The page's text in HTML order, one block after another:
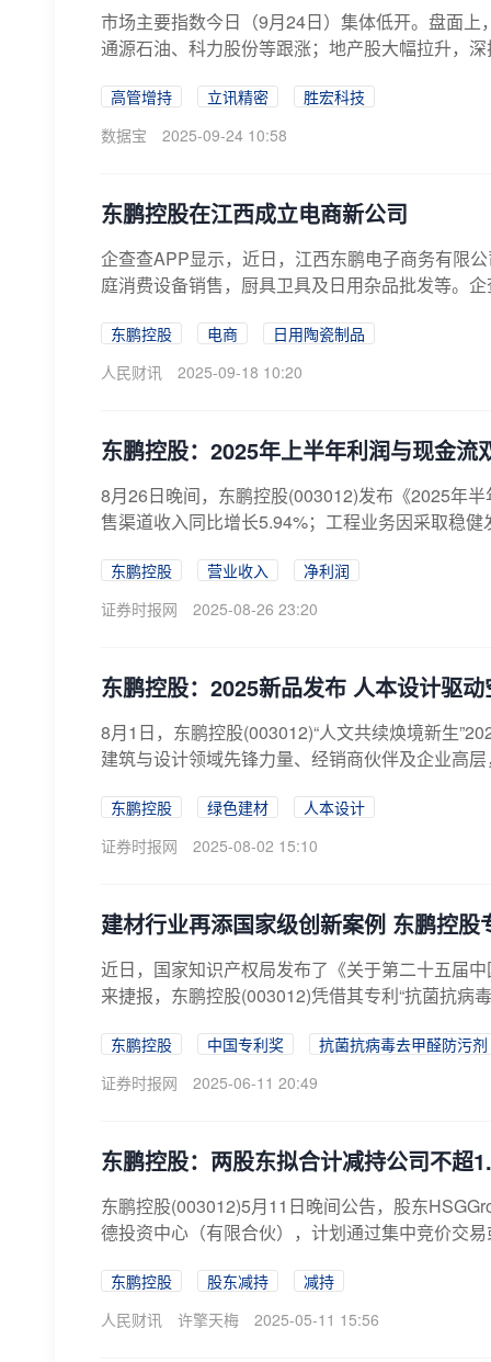
市场主要指数今日（9月24日）集体低开。盘面
通源石油、科力股份等跟涨；地产股大幅拉升，
高管增持 立讯精密
胜宏科技
数据宝
2025-09-24 10:58
东鹏控股在江西成立电商新公司
企查查APP显示，近日，江西东鹏电子商务有限
庭消费设备销售，厨具卫具及日用杂品批发等。
东鹏控股 电商
日用陶瓷制品
人民财讯
2025-09-18 10:20
东鹏控股：2025年上半年利润与现金流
8月26日晚间，东鹏控股(003012)发布《2025年
售渠道收入同比增长5.94%；工程业务因采取稳
东鹏控股 营业收入
净利润
证券时报网
2025-08-26 23:20
东鹏控股：2025新品发布 人本设计驱
8月1日，东鹏控股(003012)“人文共续焕境新生
建筑与设计领域先锋力量、经销商伙伴及企业高
东鹏控股 绿色建材
人本设计
证券时报网
2025-08-02 15:10
建材行业再添国家级创新案例 东鹏控
近日，国家知识产权局发布了《关于第二十五届
来捷报，东鹏控股(003012)凭借其专利“抗菌抗病
东鹏控股 中国专利奖
抗菌抗病毒去甲醛防污剂
证券时报网
2025-06-11 20:49
东鹏控股：两股东拟合计减持公司不超
东鹏控股(003012)5月11日晚间公告，股东
德投资中心（有限合伙），计划通过集中竞价交
东鹏控股 股东减持
减持
人民财讯
许擎天梅 2025-05-11 15:56